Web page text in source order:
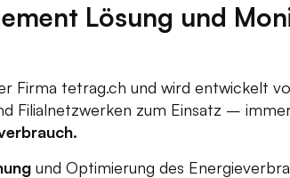
Lösung und
Firma tetrag.ch und wird entwickelt
Filialnetzwerken zum Einsatz –
und Optimierung des